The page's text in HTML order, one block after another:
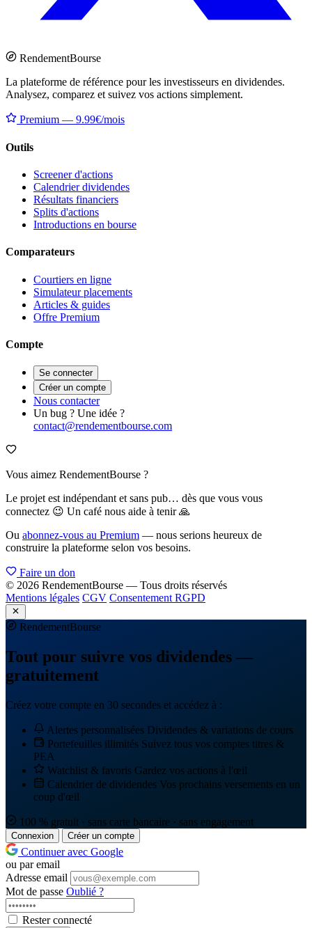
RendementBourse
La plateforme de référence pour les investisseurs en dividendes.
Analysez, comparez et suivez vos actions simplement.
Premium — 9.99€/mois
Outils
Screener d'actions
Calendrier dividendes
Résultats financiers
Splits d'actions
Introductions en bourse
Comparateurs
Courtiers en ligne
Simulateur placements
Articles & guides
Offre Premium
Compte
Se connecter
Créer un compte
Nous contacter
Un bug ? Une idée ?
contact@rendementbourse.com
Vous aimez RendementBourse ?
Le projet est indépendant et sans pub… dès que vous vous
connectez 😉 Un café nous aide à tenir 🙏
Ou abonnez-vous au Premium — nous serions heureux de
construire la plateforme selon vos besoins.
Faire un don
© 2026 RendementBourse — Tous droits réservés
Mentions légales CGV Consentement RGPD
RendementBourse
Tout pour suivre vos dividendes —
gratuitement
Créez votre compte en 30 secondes et accédez à :
Alertes personnalisées Dividendes & variations de cours
Portefeuilles illimités Suivez tous vos comptes titres &
PEA
Watchlist & favoris Gardez vos actions à l'œil
Calendrier de dividendes Vos prochains versements en un
coup d'œil
100 % gratuit · sans carte bancaire · sans engagement
Connexion Créer un compte
Continuer avec Google
ou par email
Adresse email
Mot de passe Oublié ?
Rester connecté